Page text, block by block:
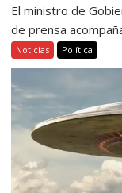
El ministro de
de prensa
Noticias Política